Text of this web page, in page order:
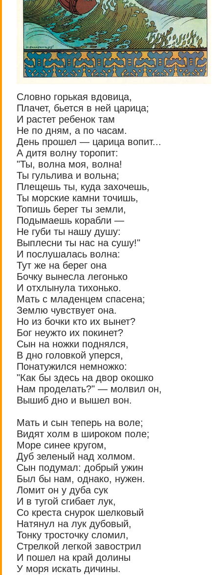
Словно горькая вдовица,
Плачет, бьется в ней царица;
И растет ребенок там
Не по дням, а по часам.
День прошел — царица вопит...
А дитя волну торопит:
"Ты, волна моя, волна!
Ты гульлива и вольна;
Плещешь ты, куда захочешь,
Ты морские камни точишь,
Топишь берег ты земли,
Подымаешь корабли —
Не губи ты нашу душу:
Выплесни ты нас на сушу!"
И послушалась волна:
Тут же на берег она
Бочку вынесла легонько
И отхлынула тихонько.
Мать с младенцем спасена;
Землю чувствует она.
Но из бочки кто их вынет?
Бог неужто их покинет?
Сын на ножки поднялся,
В дно головкой уперся,
Понатужился немножко:
"Как бы здесь на двор окошко
Нам проделать?" — молвил он,
Вышиб дно и вышел вон.
Мать и сын теперь на воле;
Видят холм в широком поле;
Море синее кругом,
Дуб зеленый над холмом.
Сын подумал: добрый ужин
Был бы нам, однако, нужен.
Ломит он у дуба сук
И в тугой сгибает лук,
Со креста снурок шелковый
Натянул на лук дубовый,
Тонку тросточку сломил,
Стрелкой легкой завострил
И пошел на край долины
У моря искать дичины.